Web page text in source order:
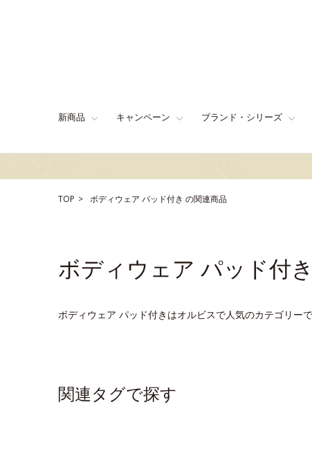
新商品 キャンペーン ブランド・シリーズ
TOP ボディウェア パッド付き の関連商品
ボディウェア パッド付
ボディウェア パッド付きはオルビスで人気のカテゴリー
関連タグで探す